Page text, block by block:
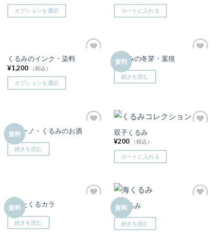
オプションを選択 カートに入れる
くるみのインク・染料
¥1,200 （税込）
オプションを選択
資料
くるみの冬芽・葉痕
続きを読む
資料
ノチーノ・くるみのお酒
続きを読む
双子くるみ
¥200 （税込）
カートに入れる
資料
枯れたくるカラ
続きを読む
資料
海くるみ
続きを読む